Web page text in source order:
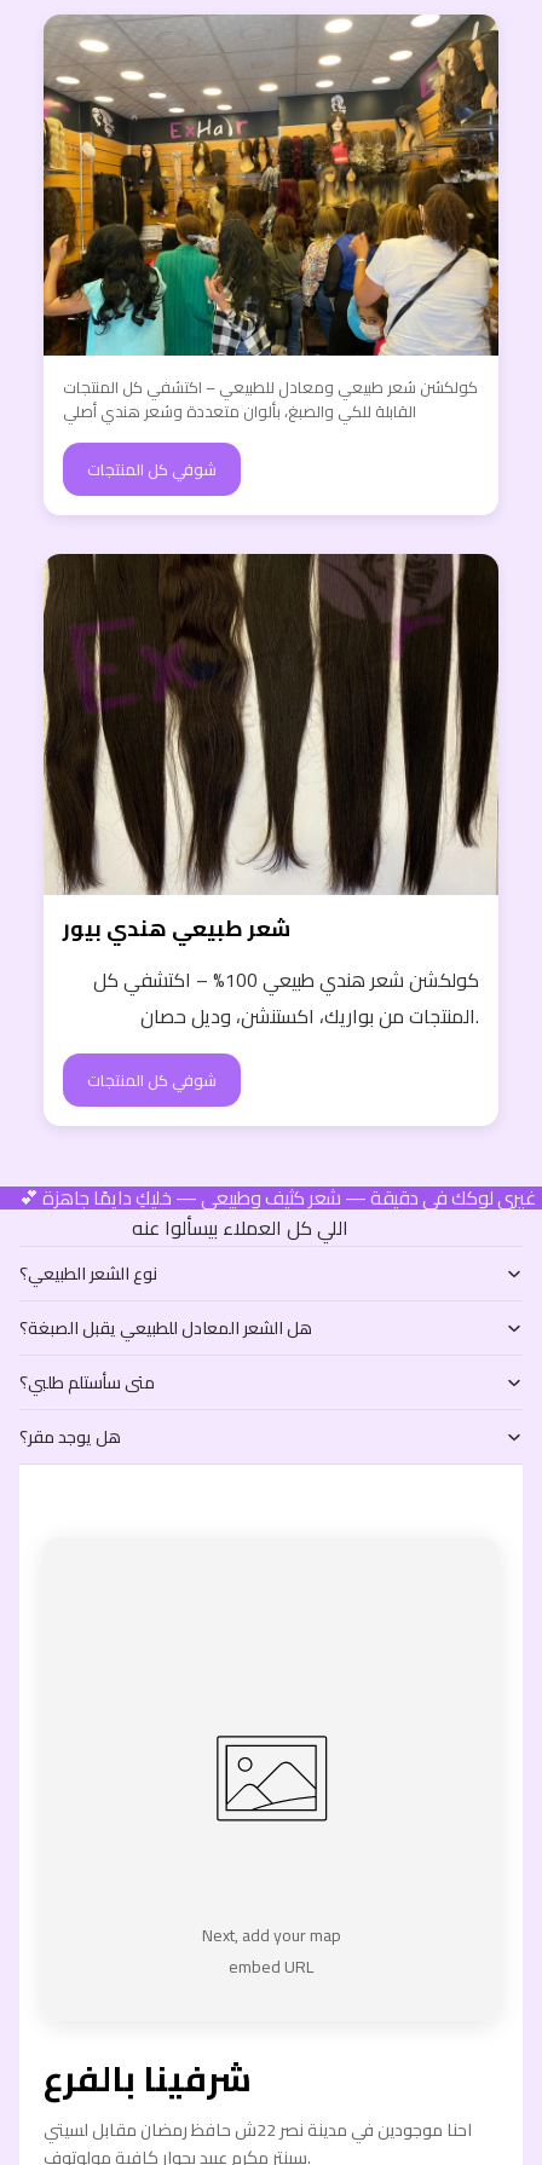
كولكشن شعر طبيعي ومعادل للطبيعي – اكتشفي كل المنتجات
القابلة للكي والصبغ، بألوان متعددة وشعر هندي أصلي
شوفي كل المنتجات
شعر طبيعي هندي بيور
كولكشن شعر هندي طبيعي 100% – اكتشفي كل
المنتجات من بواريك، اكستنشن، وديل حصان.
شوفي كل المنتجات
💕 غيري لوكك في دقيقة — شعر كثيف وطبيعي — خليكِ دايمًا جاهزة
اللي كل العملاء بيسألوا عنه
نوع الشعر الطبيعي؟
هل الشعر المعادل للطبيعي يقبل الصبغة؟
متى سأستلم طلبي؟
هل يوجد مقر؟
Next, add your map
embed URL
شرفينا بالفرع
احنا موجودين في مدينة نصر 22ش حافظ رمضان مقابل لسيتي
سينتر مكرم عبيد بجوار كافية مولوتوف.